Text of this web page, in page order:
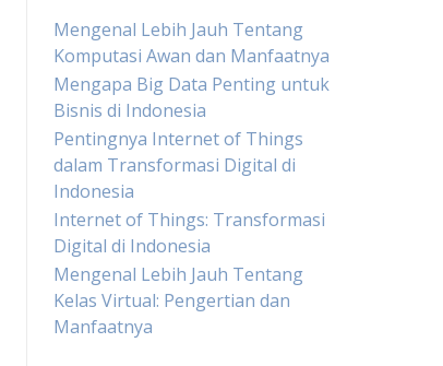
Mengenal Lebih Jauh Tentang
Komputasi Awan dan Manfaatnya
Mengapa Big Data Penting untuk
Bisnis di Indonesia
Pentingnya Internet of Things
dalam Transformasi Digital di
Indonesia
Internet of Things: Transformasi
Digital di Indonesia
Mengenal Lebih Jauh Tentang
Kelas Virtual: Pengertian dan
Manfaatnya